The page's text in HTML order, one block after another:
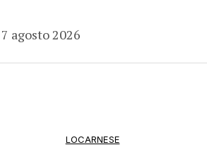
agosto 2026
LOCARNESE